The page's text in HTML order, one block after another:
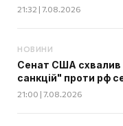
21:32 | 7.08.2026
НОВИНИ
Сенат США схвалив
санкцій" проти рф
21:00 | 7.08.2026